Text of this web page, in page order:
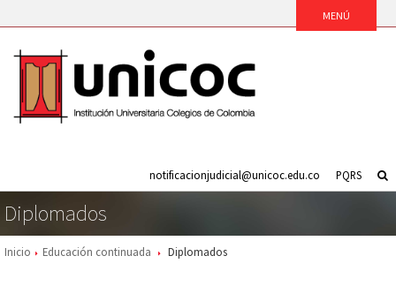
PQRS
notificacionjudicial@unicoc.edu.co
Diplomados
Inicio Educación continuada Diplomados